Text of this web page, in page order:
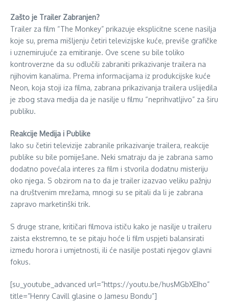
Zašto je Trailer Zabranjen?
Trailer za film “The Monkey” prikazuje eksplicitne scene nasilja
koje su, prema mišljenju četiri televizijske kuće, previše grafičke
i uznemirujuće za emitiranje. Ove scene su bile toliko
kontroverzne da su odlučili zabraniti prikazivanje trailera na
njihovim kanalima. Prema informacijama iz produkcijske kuće
Neon, koja stoji iza filma, zabrana prikazivanja trailera uslijedila
je zbog stava medija da je nasilje u filmu “neprihvatljivo” za širu
publiku.
Reakcije Medija i Publike
Iako su četiri televizije zabranile prikazivanje trailera, reakcije
publike su bile pomiješane. Neki smatraju da je zabrana samo
dodatno povećala interes za film i stvorila dodatnu misteriju
oko njega. S obzirom na to da je trailer izazvao veliku pažnju
na društvenim mrežama, mnogi su se pitali da li je zabrana
zapravo marketinški trik.
S druge strane, kritičari filmova ističu kako je nasilje u traileru
zaista ekstremno, te se pitaju hoće li film uspjeti balansirati
između horora i umjetnosti, ili će nasilje postati njegov glavni
fokus.
[su_youtube_advanced url=”https://youtu.be/husMGbXEIho”
title=”Henry Cavill glasine o Jamesu Bondu”]